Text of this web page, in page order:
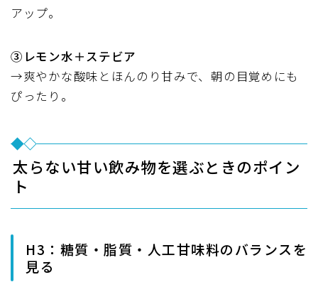
アップ。
③レモン水＋ステビア
→爽やかな酸味とほんのり甘みで、朝の目覚めにも
ぴったり。
太らない甘い飲み物を選ぶときのポイン
ト
H3：糖質・脂質・人工甘味料のバランスを
見る